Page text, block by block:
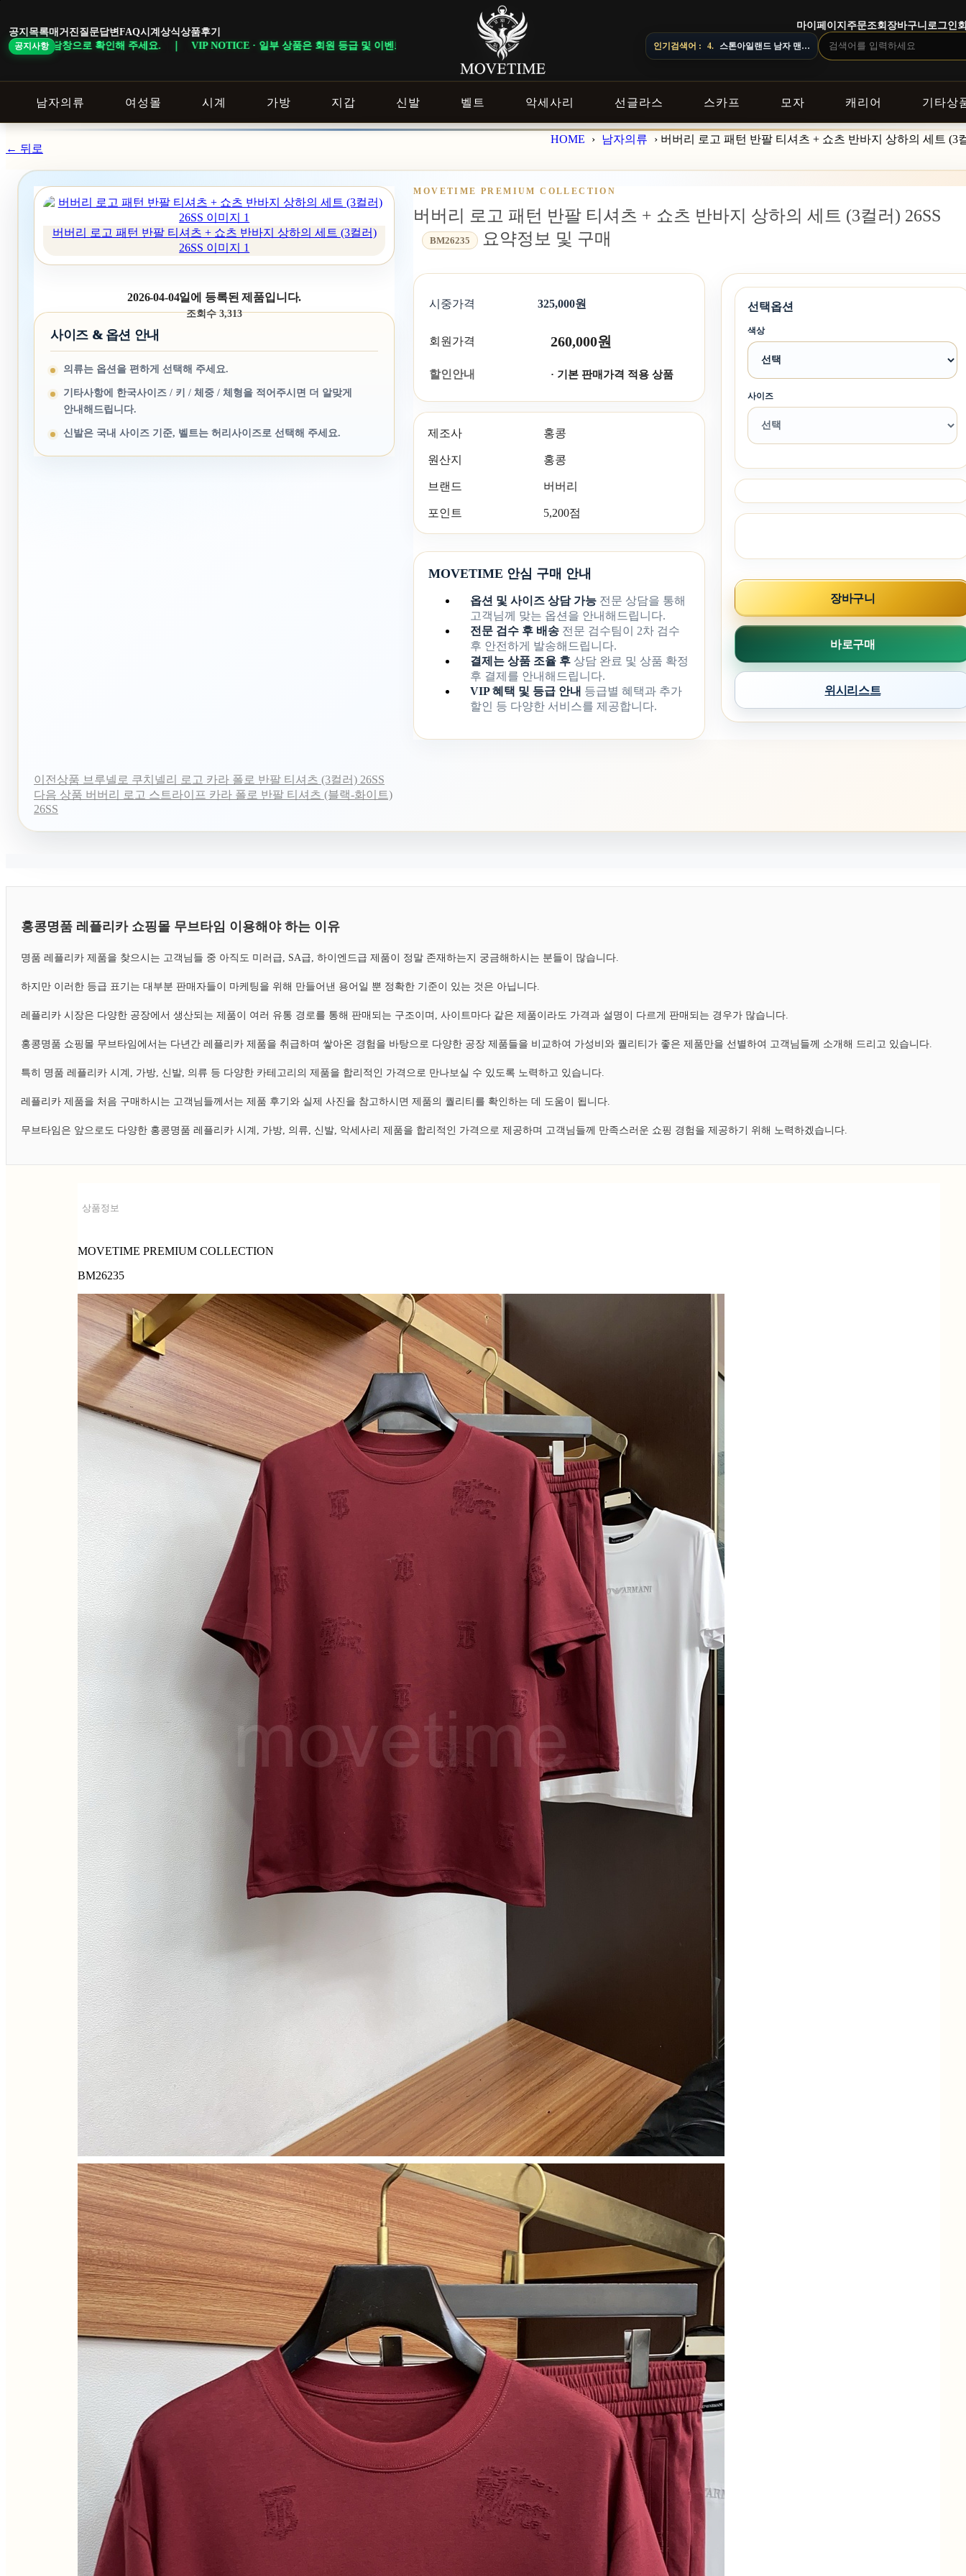
공지목록매거진 질문답변 FAQ시계상식상품후기
공지사항
. ｜ VIP NOTICE · 일부 상품은 회원 등급 및 이벤트 조건에 따라 혜택이 다르게 적용됩니다. ｜ DELIVERY NOTICE · 지역에 따라 배송 일정이 달라질 수 있으니 주문 전 상담창으로 문의해 주세요.
마이페이지 주문조회 장바구니 로그인
인기검색어 : 4. 스톤아일랜드 남자 맨투맨
남자의류 여성몰 시계 가방 지갑 신발 벨트 악세사리 선글라스 스카프 모자 캐리어 기타상
바
로
기
← 뒤로
HOME › 남자의류 › 버버리 로고 패턴 반팔 티셔츠 + 쇼츠 반바지 상하의 세트 (3
버버리 로고 패턴 반팔 티셔츠 + 쇼츠 반바지 상하의 세트 (3컬러)
26SS 이미지 1
2026-04-04일에 등록된 제품입니다.
조회수 3,313
사이즈 & 옵션 안내
의류는 옵션을 편하게 선택해 주세요.
기타사항에 한국사이즈 / 키 / 체중 / 체형을 적어주시면 더 알맞게
안내해드립니다.
신발은 국내 사이즈 기준, 벨트는 허리사이즈로 선택해 주세요.
MOVETIME PREMIUM COLLECTION
버버리 로고 패턴 반팔 티셔츠 + 쇼츠 반바지 상하의 세트 (3컬러) 26SS
BM26235 요약정보 및 구매
시중가격 325,000원
회원가격 260,000원
할인안내 · 기본 판매가격 적용 상품
제조사 홍콩
원산지 홍콩
브랜드 버버리
포인트 5,200점
MOVETIME 안심 구매 안내
옵션 및 사이즈 상담 가능 전문 상담을 통해
고객님께 맞는 옵션을 안내해드립니다.
전문 검수 후 배송 전문 검수팀이 2차 검수
후 안전하게 발송해드립니다.
결제는 상품 조율 후 상담 완료 및 상품 확정
후 결제를 안내해드립니다.
VIP 혜택 및 등급 안내 등급별 혜택과 추가
할인 등 다양한 서비스를 제공합니다.
선택옵션
색상
사이즈
바로구매
장바구니
위시리스트
이전상품 브루넬로 쿠치넬리 로고 카라 폴로 반팔 티셔츠 (3컬러) 26SS
다음 상품 버버리 로고 스트라이프 카라 폴로 반팔 티셔츠 (블랙-화이트)
26SS
홍콩명품 레플리카 쇼핑몰 무브타임 이용해야 하는 이유
명품 레플리카 제품을 찾으시는 고객님들 중 아직도 미러급, SA급, 하이엔드급 제품이 정말 존재하는지 궁금해하시는 분들이 많습니다.
하지만 이러한 등급 표기는 대부분 판매자들이 마케팅을 위해 만들어낸 용어일 뿐 정확한 기준이 있는 것은 아닙니다.
레플리카 시장은 다양한 공장에서 생산되는 제품이 여러 유통 경로를 통해 판매되는 구조이며, 사이트마다 같은 제품이라도 가격과 설명이 다르게 판매되는 경우가 많습니다.
홍콩명품 쇼핑몰 무브타임에서는 다년간 레플리카 제품을 취급하며 쌓아온 경험을 바탕으로 다양한 공장 제품들을 비교하여 가성비와 퀄리티가 좋은 제품만을 선별하여 고객님들께 소개해 드리고 있습니다.
특히 명품 레플리카 시계, 가방, 신발, 의류 등 다양한 카테고리의 제품을 합리적인 가격으로 만나보실 수 있도록 노력하고 있습니다.
레플리카 제품을 처음 구매하시는 고객님들께서는 제품 후기와 실제 사진을 참고하시면 제품의 퀄리티를 확인하는 데 도움이 됩니다.
무브타임은 앞으로도 다양한 홍콩명품 레플리카 시계, 가방, 의류, 신발, 악세사리 제품을 합리적인 가격으로 제공하며 고객님들께 만족스러운 쇼핑 경험을 제공하기 위해 노력하겠습니다.
상품정보
MOVETIME PREMIUM COLLECTION
BM26235